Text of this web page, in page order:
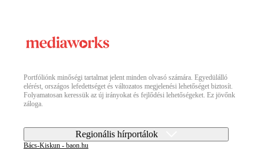
Portfóliónk minőségi tartalmat jelent minden olvasó számára. Egyedülálló
elérést, országos lefedettséget és változatos megjelenési lehetőséget biztosít.
Folyamatosan keressük az új irányokat és fejlődési lehetőségeket. Ez jövőnk
záloga.
Regionális hírportálok
Bács-Kiskun - baon.hu